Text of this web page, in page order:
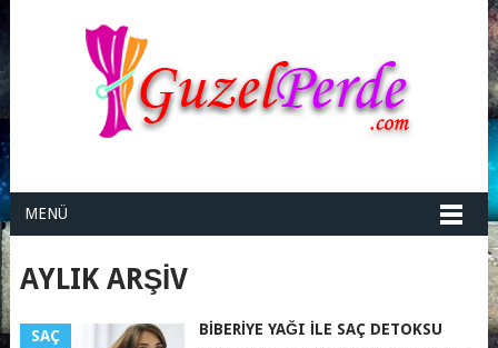
MENÜ
AYLIK ARŞIV
SAÇ
BIBERIYE YAĞI İLE SAÇ DETOKSU